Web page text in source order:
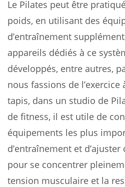
Le Pilates peut être
poids, en utilisant des
d’entraînement
appareils dédiés à ce
développés, entre autres,
nous fassions de
tapis, dans un studio de
de fitness, il est utile de
équipements les plus
d’entraînement et
pour se concentrer
tension musculaire et la